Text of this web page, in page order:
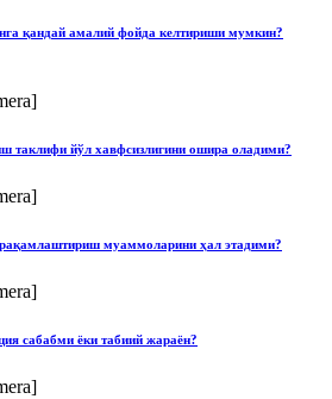
қандай амалий фойда келтириши мумкин?
таклифи йўл хавфсизлигини ошира оладими?
рақамлаштириш муаммоларини ҳал этадими?
сабабми ёки табиий жараён?